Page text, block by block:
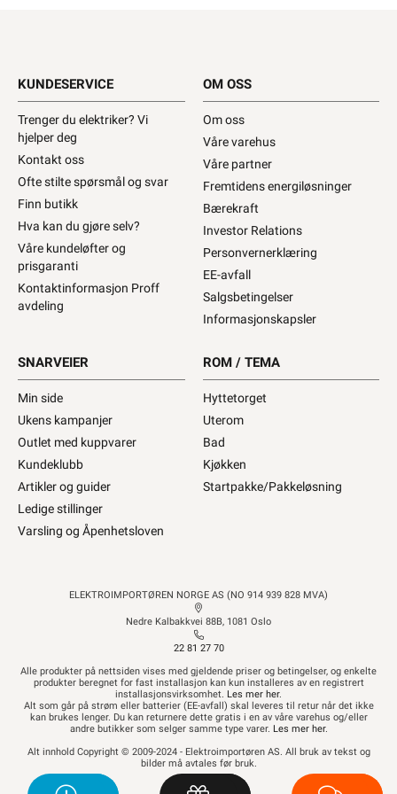
181,90 20,90
KOBLINGSKLEMME
AL/CU 50MM2 ENKEL
GRÅ CV013215
102,90
560+ på lager
KOBLINGSKLEMME
AL/CU 50MM2 DOBBEL
GRÅ
Primax S4 Cu klemme
2,5-16mm²
220+ på lager
Wago koblingsklemme
221-2411 2-leder
skjøteklemme
1221911
>1 000+ på lager
KUNDESERVICE
Trenger du elektriker? Vi
hjelper deg
Kontakt oss
Ofte stilte spørsmål og svar
Finn butikk
Hva kan du gjøre selv?
Våre kundeløfter og
prisgaranti
Kontaktinformasjon Proff
avdeling
OM OSS
Om oss
Våre varehus
Våre partner
Fremtidens energiløsninger
Bærekraft
Investor Relations
Personvernerklæring
EE-avfall
Salgsbetingelser
Informasjonskapsler
SNARVEIER
Min side
Ukens kampanjer
Outlet med kuppvarer
Kundeklubb
Artikler og guider
Ledige stillinger
Varsling og Åpenhetsloven
ROM / TEMA
Hyttetorget
Uterom
Bad
Kjøkken
Startpakke/Pakkeløsning
ELEKTROIMPORTØREN NORGE AS (NO 914 939 828 MVA)
Nedre Kalbakkvei 88B, 1081 Oslo
22 81 27 70
Alle produkter på nettsiden vises med gjeldende priser og betingelser, og enkelte
produkter beregnet for fast installasjon kan kun installeres av en registrert
installasjonsvirksomhet. Les mer her.
Alt som går på strøm eller batterier (EE-avfall) skal leveres til retur når det ikke
kan brukes lenger. Du kan returnere dette gratis i en av våre varehus og/eller
andre butikker som selger samme type varer. Les mer her.
Alt innhold Copyright © 2009-2024 - Elektroimportøren AS. All bruk av tekst og
bilder må avtales før bruk.